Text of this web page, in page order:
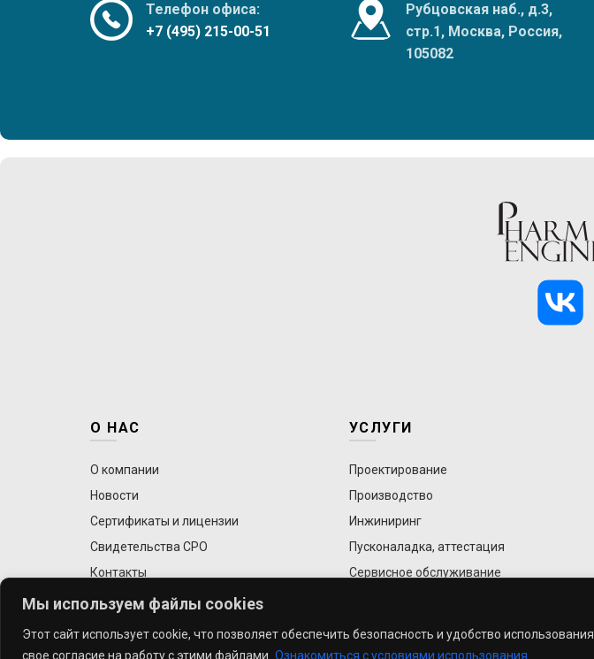
Мы используем файлы cookies
Этот сайт использует cookie, что позволяет обеспечить безопасность и удобство
свое согласие на работу с этими файлами. Ознакомиться с условиями использования
Телефон офиса:
+7 (495) 215-00-51
Рубцовская наб., д.3,
стр.1, Москва, Россия,
105082
О НАС
О компании
Новости
Сертификаты и лицензии
Свидетельства СРО
Контакты
УСЛУГИ
Проектирование
Производство
Инжиниринг
Пусконаладка, аттестация
Сервисное обслуживание
© 2026PharmEngineering Производство и